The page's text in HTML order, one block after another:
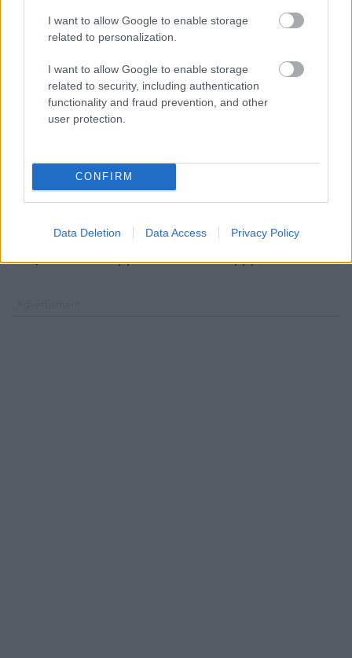
I want to allow Google to enable storage
related to personalization.
I want to allow Google to enable storage
related to security, including authentication
functionality and fraud prevention, and other
user protection.
CONFIRM
Data Deletion Data Access Privacy Policy
Ζοκ, Ερυθρός Αστέρας (Σερβία)
Νόιχατελ (Ελβετία)
Ζερέν Σπορ (Τουρκία)
γυναικών
Οκτωβρίου, με τη φάση των «64» να διεξάγεται
στις 27-29 Οκτωβρίου και 3-5 Νοεμβρίου.